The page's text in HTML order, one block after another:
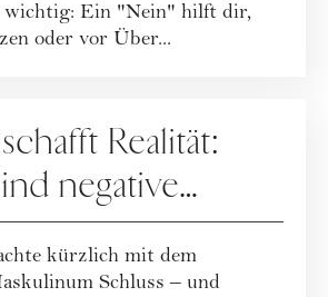
wichtig: Ein "Nein" hilft dir,
oder vor Über...
Realität:
negative
weiblich
kürzlich mit dem
Schluss – und